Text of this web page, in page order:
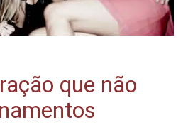
que não